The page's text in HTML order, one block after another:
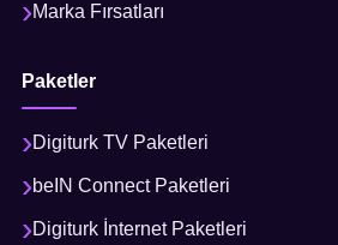
Marka Fırsatları
Paketler
Digiturk TV Paketleri
beIN Connect Paketleri
Digiturk İnternet Paketleri